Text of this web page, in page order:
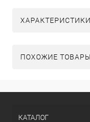
ХАРАКТЕРИСТИКИ
ПОХОЖИЕ
КАТАЛОГ